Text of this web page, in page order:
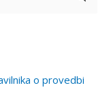
o provedbi